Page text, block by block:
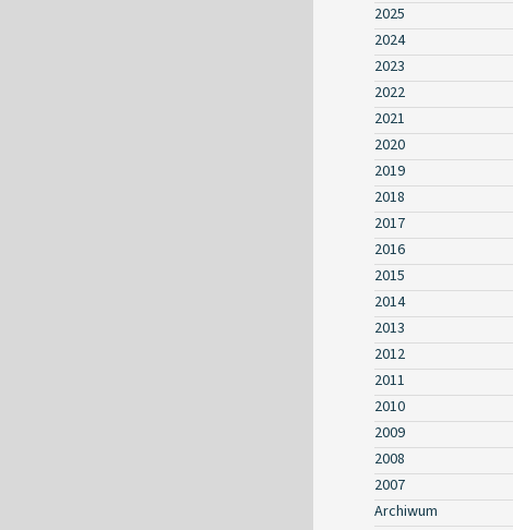
2025
2024
2023
2022
2021
2020
2019
2018
2017
2016
2015
2014
2013
2012
2011
2010
2009
2008
2007
Archiwum